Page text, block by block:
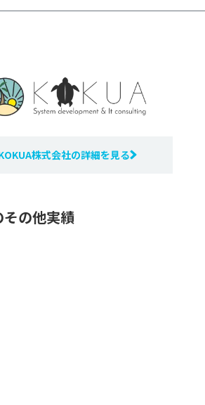
株式会社の詳細を見る
の他実績